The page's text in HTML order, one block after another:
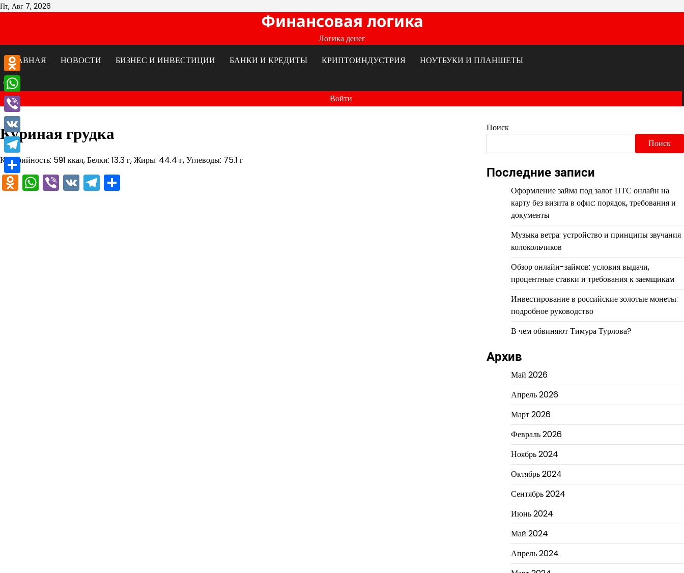
Перейти
Пт, Авг 7, 2026
Финансовая логика
Логика денег
ГЛАВНАЯ
НОВОСТИ БИЗНЕС И ИНВЕСТИЦИИ БАНКИ И КРЕДИТЫ КРИПТОИНДУСТРИЯ НОУТБУКИ И ПЛАНШЕТЫ
Войти
Куриная грудка
Калорийность: 591 ккал, Белки: 13.3 г, Жиры: 44.4 г, Углеводы: 75.1 г
Odnoklassniki
WhatsApp
Viber
VKTelegram
Поиск
Поиск
Последние записи
Оформление займа под залог ПТС онлайн на
карту без визита в офис: порядок, требования и
документы
Музыка ветра: устройство и принципы звучания
колокольчиков
Обзор онлайн-займов: условия выдачи,
процентные ставки и требования к заемщикам
Инвестирование в российские золотые монеты:
подробное руководство
В чем обвиняют Тимура Турлова?
Архив
Май 2026
Апрель 2026
Март 2026
Февраль 2026
Ноябрь 2024
Октябрь 2024
Сентябрь 2024
Июнь 2024
Май 2024
Апрель 2024
Odnoklassniki
WhatsApp
Viber
VK
Telegram
Отправить